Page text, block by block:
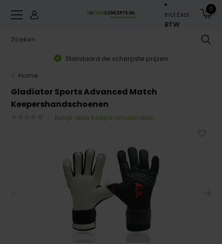
Incl.Excl.
BTW
0
Standaard de scherpste prijzen
Home
Gladiator Sports Advanced Match
Keepershandschoenen
Bekijk alles Keepersmaterialen